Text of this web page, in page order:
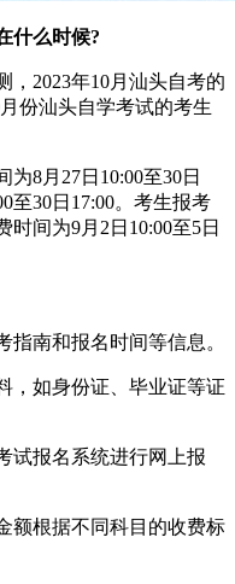
什么时候?
，2023年10月汕头自考的
份汕头自学考试的考生
8月27日10:00至30日
至30日17:00。考生报考
时间为9月2日10:00至5日
南和报名时间等信息。
如身份证、毕业证等证
报名系统进行网上报
根据不同科目的收费标